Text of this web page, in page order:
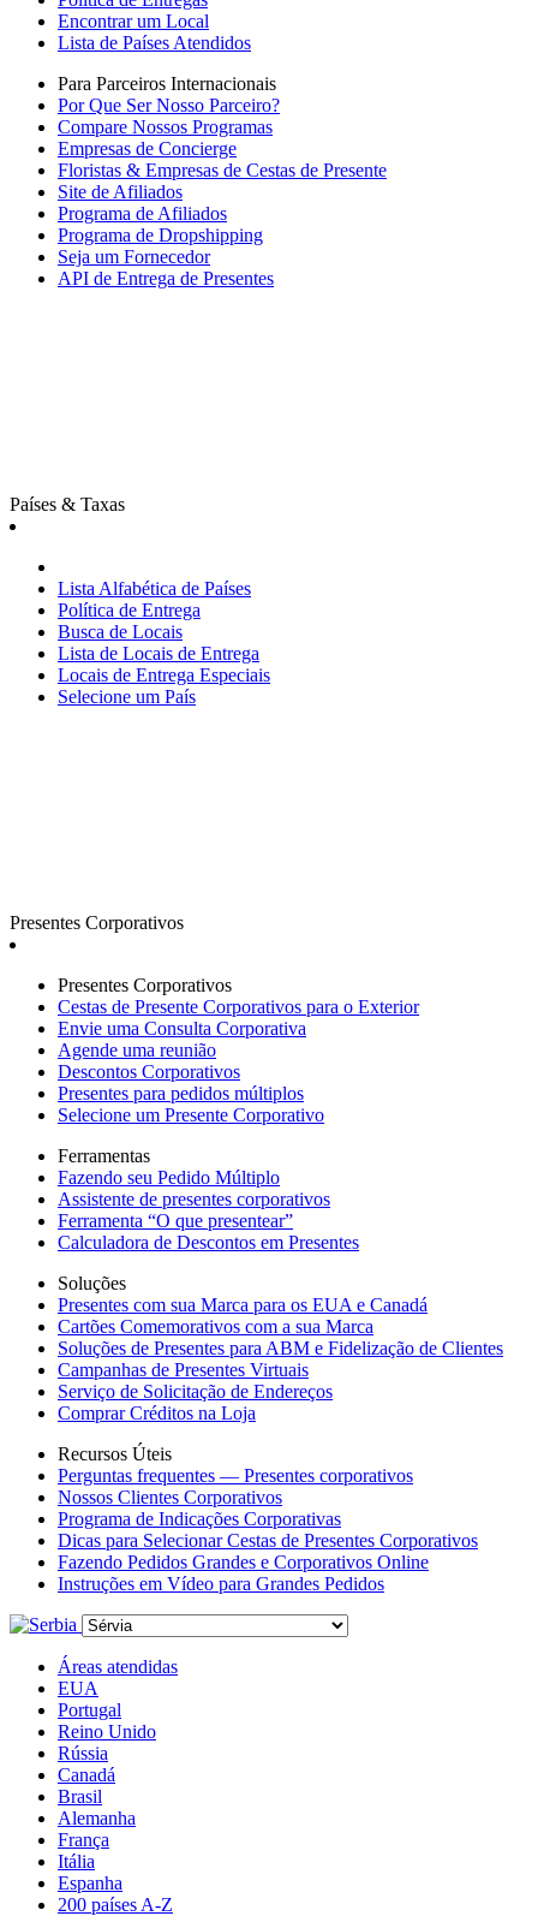
Encontrar um Local
Lista de Países Atendidos
Para Parceiros Internacionais
Por Que Ser Nosso Parceiro?
Compare Nossos Programas
Empresas de Concierge
Floristas & Empresas de Cestas de Presente
Site de Afiliados
Programa de Afiliados
Programa de Dropshipping
Seja um Fornecedor
API de Entrega de Presentes
Países & Taxas
Lista Alfabética de Países
Política de Entrega
Busca de Locais
Lista de Locais de Entrega
Locais de Entrega Especiais
Selecione um País
Presentes Corporativos
Presentes Corporativos
Cestas de Presente Corporativos para o Exterior
Envie uma Consulta Corporativa
Agende uma reunião
Descontos Corporativos
Presentes para pedidos múltiplos
Selecione um Presente Corporativo
Ferramentas
Fazendo seu Pedido Múltiplo
Assistente de presentes corporativos
Ferramenta “O que presentear”
Calculadora de Descontos em Presentes
Soluções
Presentes com sua Marca para os EUA e Canadá
Cartões Comemorativos com a sua Marca
Soluções de Presentes para ABM e Fidelização de Clientes
Campanhas de Presentes Virtuais
Serviço de Solicitação de Endereços
Comprar Créditos na Loja
Recursos Úteis
Perguntas frequentes — Presentes corporativos
Nossos Clientes Corporativos
Programa de Indicações Corporativas
Dicas para Selecionar Cestas de Presentes Corporativos
Fazendo Pedidos Grandes e Corporativos Online
Instruções em Vídeo para Grandes Pedidos
Áreas atendidas
EUA
Portugal
Reino Unido
Rússia
Canadá
Brasil
Alemanha
França
Itália
Espanha
200 países A-Z